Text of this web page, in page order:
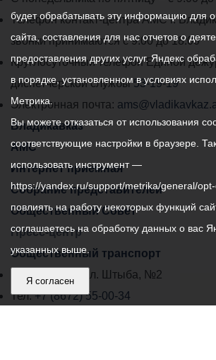
работы
администрации
местного
самоуправления
города
Владикавказ:
Телефон контакт-центра АМС г.
звонки принимаются с 9:00 до 18:00
Круглосуточный телефон Единой
диспетчерской службы53-19-19
Электронная почта:
Владикавказ
АМС
Интернет приемная
Собрание представителей
Общественный Совет
Пресс-центр
Общественный транспорт
Владикавказ, пл. Штыба, №2
Тел:+7 (8672) 55-00-34
будет обрабатывать эту информацию для
сайта, составления для нас отчетов о
предоставления других услуг. Яндекс
в порядке, установленном в условиях
Метрика.
Вы можете отказаться от использования
соответствующие настройки в браузере.
использовать инструмент —
https://yandex.ru/support/metrika/general/
повлиять на работу некоторых функций
соглашаетесь на обработку данных о вас
указанных выше.
Я согласен